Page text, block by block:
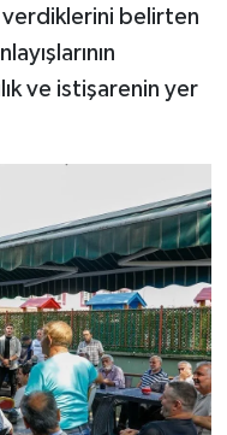
belirten
ve istişarenin yer